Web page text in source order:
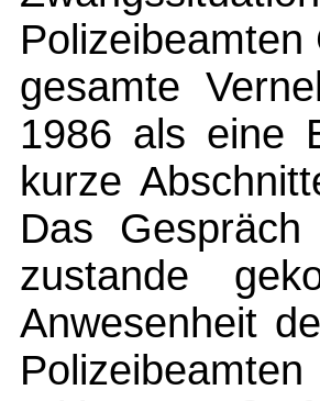
gesamte
1986 als eine
kurze
Das
zustande
Anwesenheit